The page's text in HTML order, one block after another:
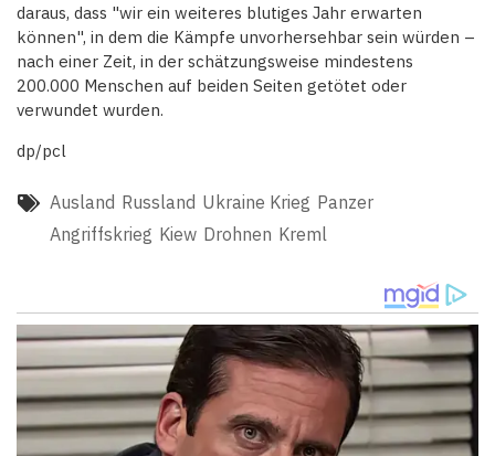
daraus, dass "wir ein weiteres blutiges Jahr erwarten
können", in dem die Kämpfe unvorhersehbar sein würden –
nach einer Zeit, in der schätzungsweise mindestens
200.000 Menschen auf beiden Seiten getötet oder
verwundet wurden.
dp/pcl
Ausland Russland Ukraine Krieg Panzer
Angriffskrieg Kiew Drohnen Kreml